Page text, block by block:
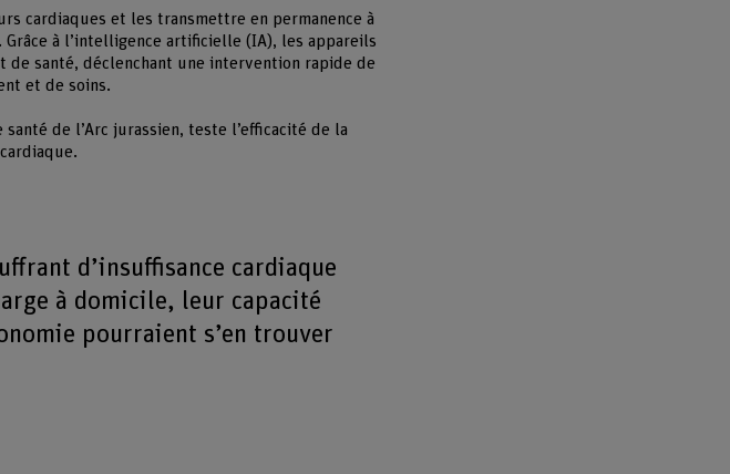
cardiaques et les transmettre en permanence à
à l’intelligence artificielle (IA), les appareils
santé, déclenchant une intervention rapide de
et de soins.
de l’Arc jurassien, teste l’efficacité de la
d’insuffisance cardiaque
à domicile, leur capacité
pourraient s’en trouver